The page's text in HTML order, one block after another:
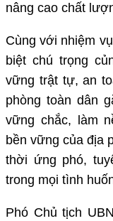
nâng cao chất
Cùng với nhiệm
biệt chú trọng
vững trật tự, an
phòng toàn dân
vững chắc, làm
bền vững của địa
thời ứng phó,
trong mọi tình
Phó Chủ tịch